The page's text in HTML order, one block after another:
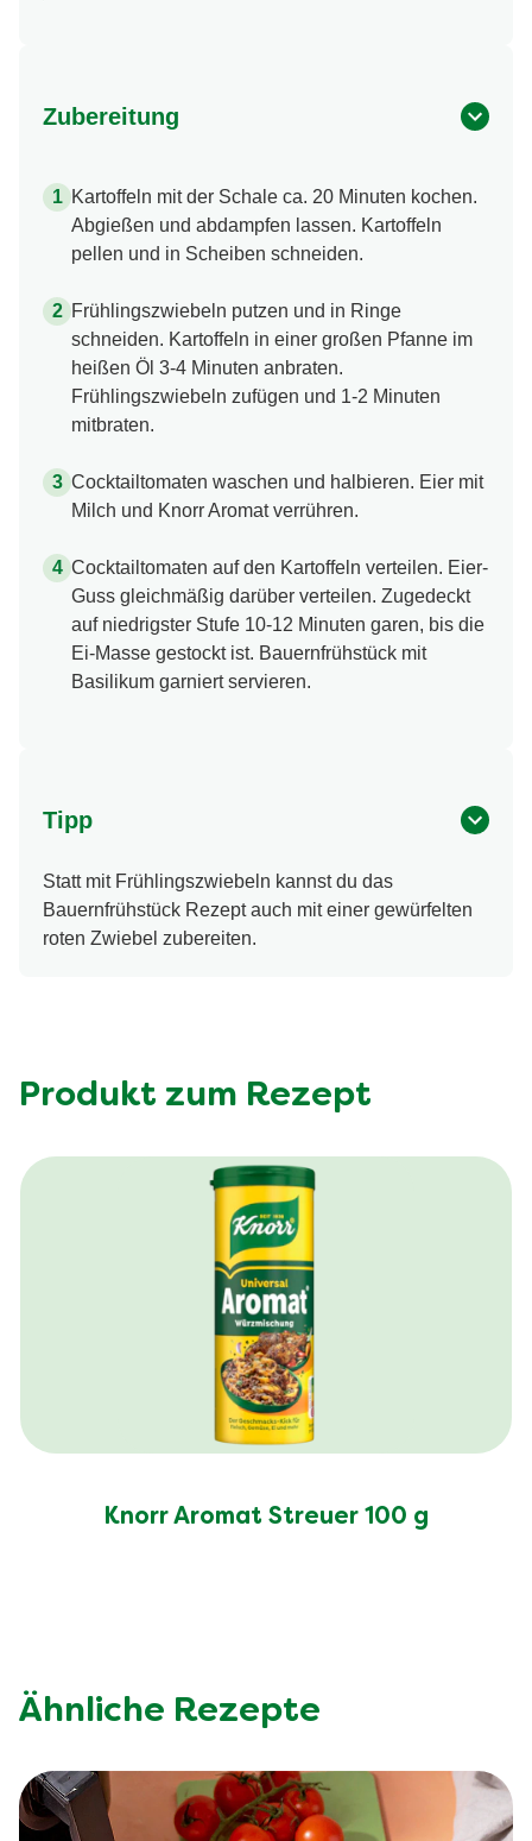
Zubereitung
Kartoffeln mit der Schale ca. 20 Minuten kochen.
Abgießen und abdampfen lassen. Kartoffeln
pellen und in Scheiben schneiden.
Frühlingszwiebeln putzen und in Ringe
schneiden. Kartoffeln in einer großen Pfanne im
heißen Öl 3-4 Minuten anbraten.
Frühlingszwiebeln zufügen und 1-2 Minuten
mitbraten.
Cocktailtomaten waschen und halbieren. Eier mit
Milch und Knorr Aromat verrühren.
Cocktailtomaten auf den Kartoffeln verteilen. Eier-
Guss gleichmäßig darüber verteilen. Zugedeckt
auf niedrigster Stufe 10-12 Minuten garen, bis die
Ei-Masse gestockt ist. Bauernfrühstück mit
Basilikum garniert servieren.
Tipp
Statt mit Frühlingszwiebeln kannst du das
Bauernfrühstück Rezept auch mit einer gewürfelten
roten Zwiebel zubereiten.
Produkt zum Rezept
Knorr Aromat Streuer 100 g
Ähnliche Rezepte